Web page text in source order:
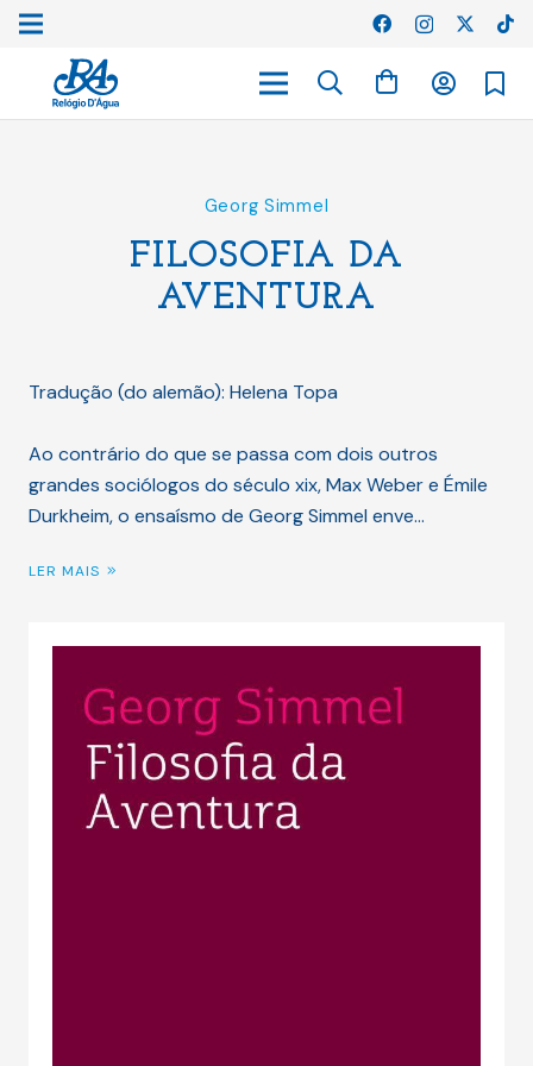
Georg Simmel
FILOSOFIA DA
AVENTURA
Tradução (do alemão): Helena Topa
Ao contrário do que se passa com dois outros
grandes sociólogos do século xix, Max Weber e Émile
Durkheim, o ensaísmo de Georg Simmel enve…
LER MAIS